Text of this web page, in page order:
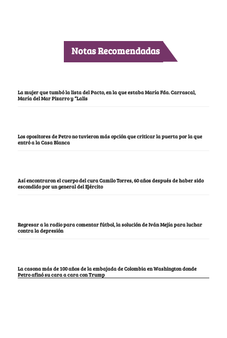
Notas Recomendadas
La mujer que tumbó la lista del Pacto, en la que estaba María Fda. Carrascal,
María del Mar Pizarro y “Lalis
Los opositores de Petro no tuvieron más opción que criticar la puerta por la que
entró a la Casa Blanca
Así encontraron el cuerpo del cura Camilo Torres, 60 años después de haber sido
escondido por un general del Ejército
Regresar a la radio para comentar fútbol, la solución de Iván Mejía para luchar
contra la depresión
La casona más de 100 años de la embajada de Colombia en Washington donde
Petro afinó su cara a cara con Trump